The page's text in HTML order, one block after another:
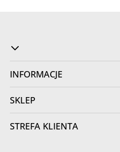
INFORMACJE
SKLEP
STREFA KLIENTA